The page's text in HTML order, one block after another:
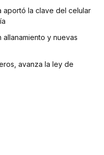
aportó la clave del celular
allanamiento y nuevas
avanza la ley de